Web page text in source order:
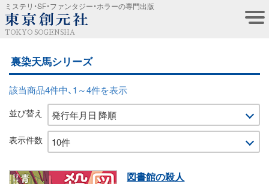
ミステリ・SF・ファンタジー・ホラーの専門出版
TOKYO SOGENSHA
裏染天馬シリーズ
該当商品4件中、1～4件を表示
並び替え
表示件数
図書館の殺人